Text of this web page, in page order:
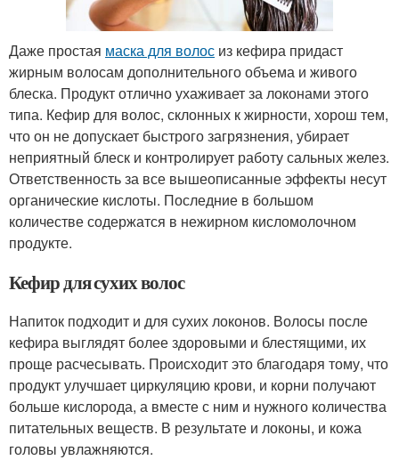
Даже простая маска для волос из кефира придаст
жирным волосам дополнительного объема и живого
блеска. Продукт отлично ухаживает за локонами этого
типа. Кефир для волос, склонных к жирности, хорош тем,
что он не допускает быстрого загрязнения, убирает
неприятный блеск и контролирует работу сальных желез.
Ответственность за все вышеописанные эффекты несут
органические кислоты. Последние в большом
количестве содержатся в нежирном кисломолочном
продукте.
Кефир для сухих волос
Напиток подходит и для сухих локонов. Волосы после
кефира выглядят более здоровыми и блестящими, их
проще расчесывать. Происходит это благодаря тому, что
продукт улучшает циркуляцию крови, и корни получают
больше кислорода, а вместе с ним и нужного количества
питательных веществ. В результате и локоны, и кожа
головы увлажняются.